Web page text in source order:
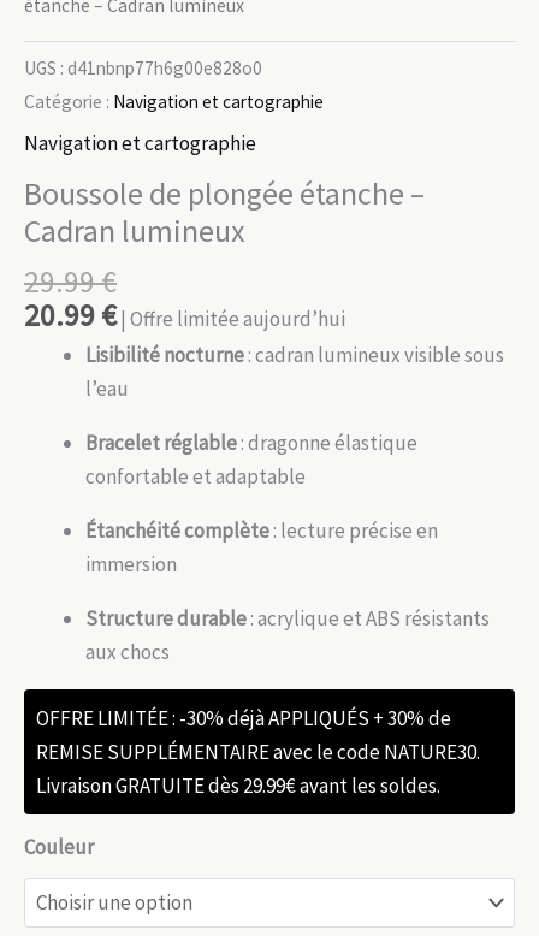
étanche – Cadran lumineux
UGS : d41nbnp77h6g00e828o0
Catégorie : Navigation et cartographie
Navigation et cartographie
Boussole de plongée étanche –
Cadran lumineux
29.99€
20.99€| Offre limitée aujourd’hui
Lisibilité nocturne: cadran lumineux visible sous
l’eau
Bracelet réglable: dragonne élastique
confortable et adaptable
Étanchéité complète: lecture précise en
immersion
Structure durable: acrylique et ABS résistants
aux chocs
OFFRE LIMITÉE : -30% déjà APPLIQUÉS + 30% de
REMISE SUPPLÉMENTAIRE avec le code NATURE30.
Livraison GRATUITE dès 29.99€ avant les soldes.
Couleur